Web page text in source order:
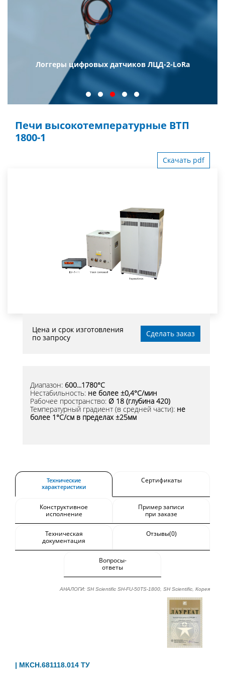
Логгеры цифровых датчиков ЛЦД-2-LoRa
Печи высокотемпературные ВТП
1800-1
Скачать pdf
Цена и срок изготовления
по запросу
Сделать заказ
Диапазон: 600...1780°С
Нестабильность: не более ±0,4°С/мин
Рабочее пространство: Ø 18 (глубина 420)
Температурный градиент (в средней части): не
более 1°C/см в пределах ±25мм
Технические
характеристики
Сертификаты
Конструктивное
исполнение
Пример записи
при заказе
Техническая
документация
Отзывы(0)
Вопросы-
ответы
АНАЛОГИ: SH Scientific SH-FU-50TS-1800, SH Scientific, Корея
| МКСН.681118.014 ТУ